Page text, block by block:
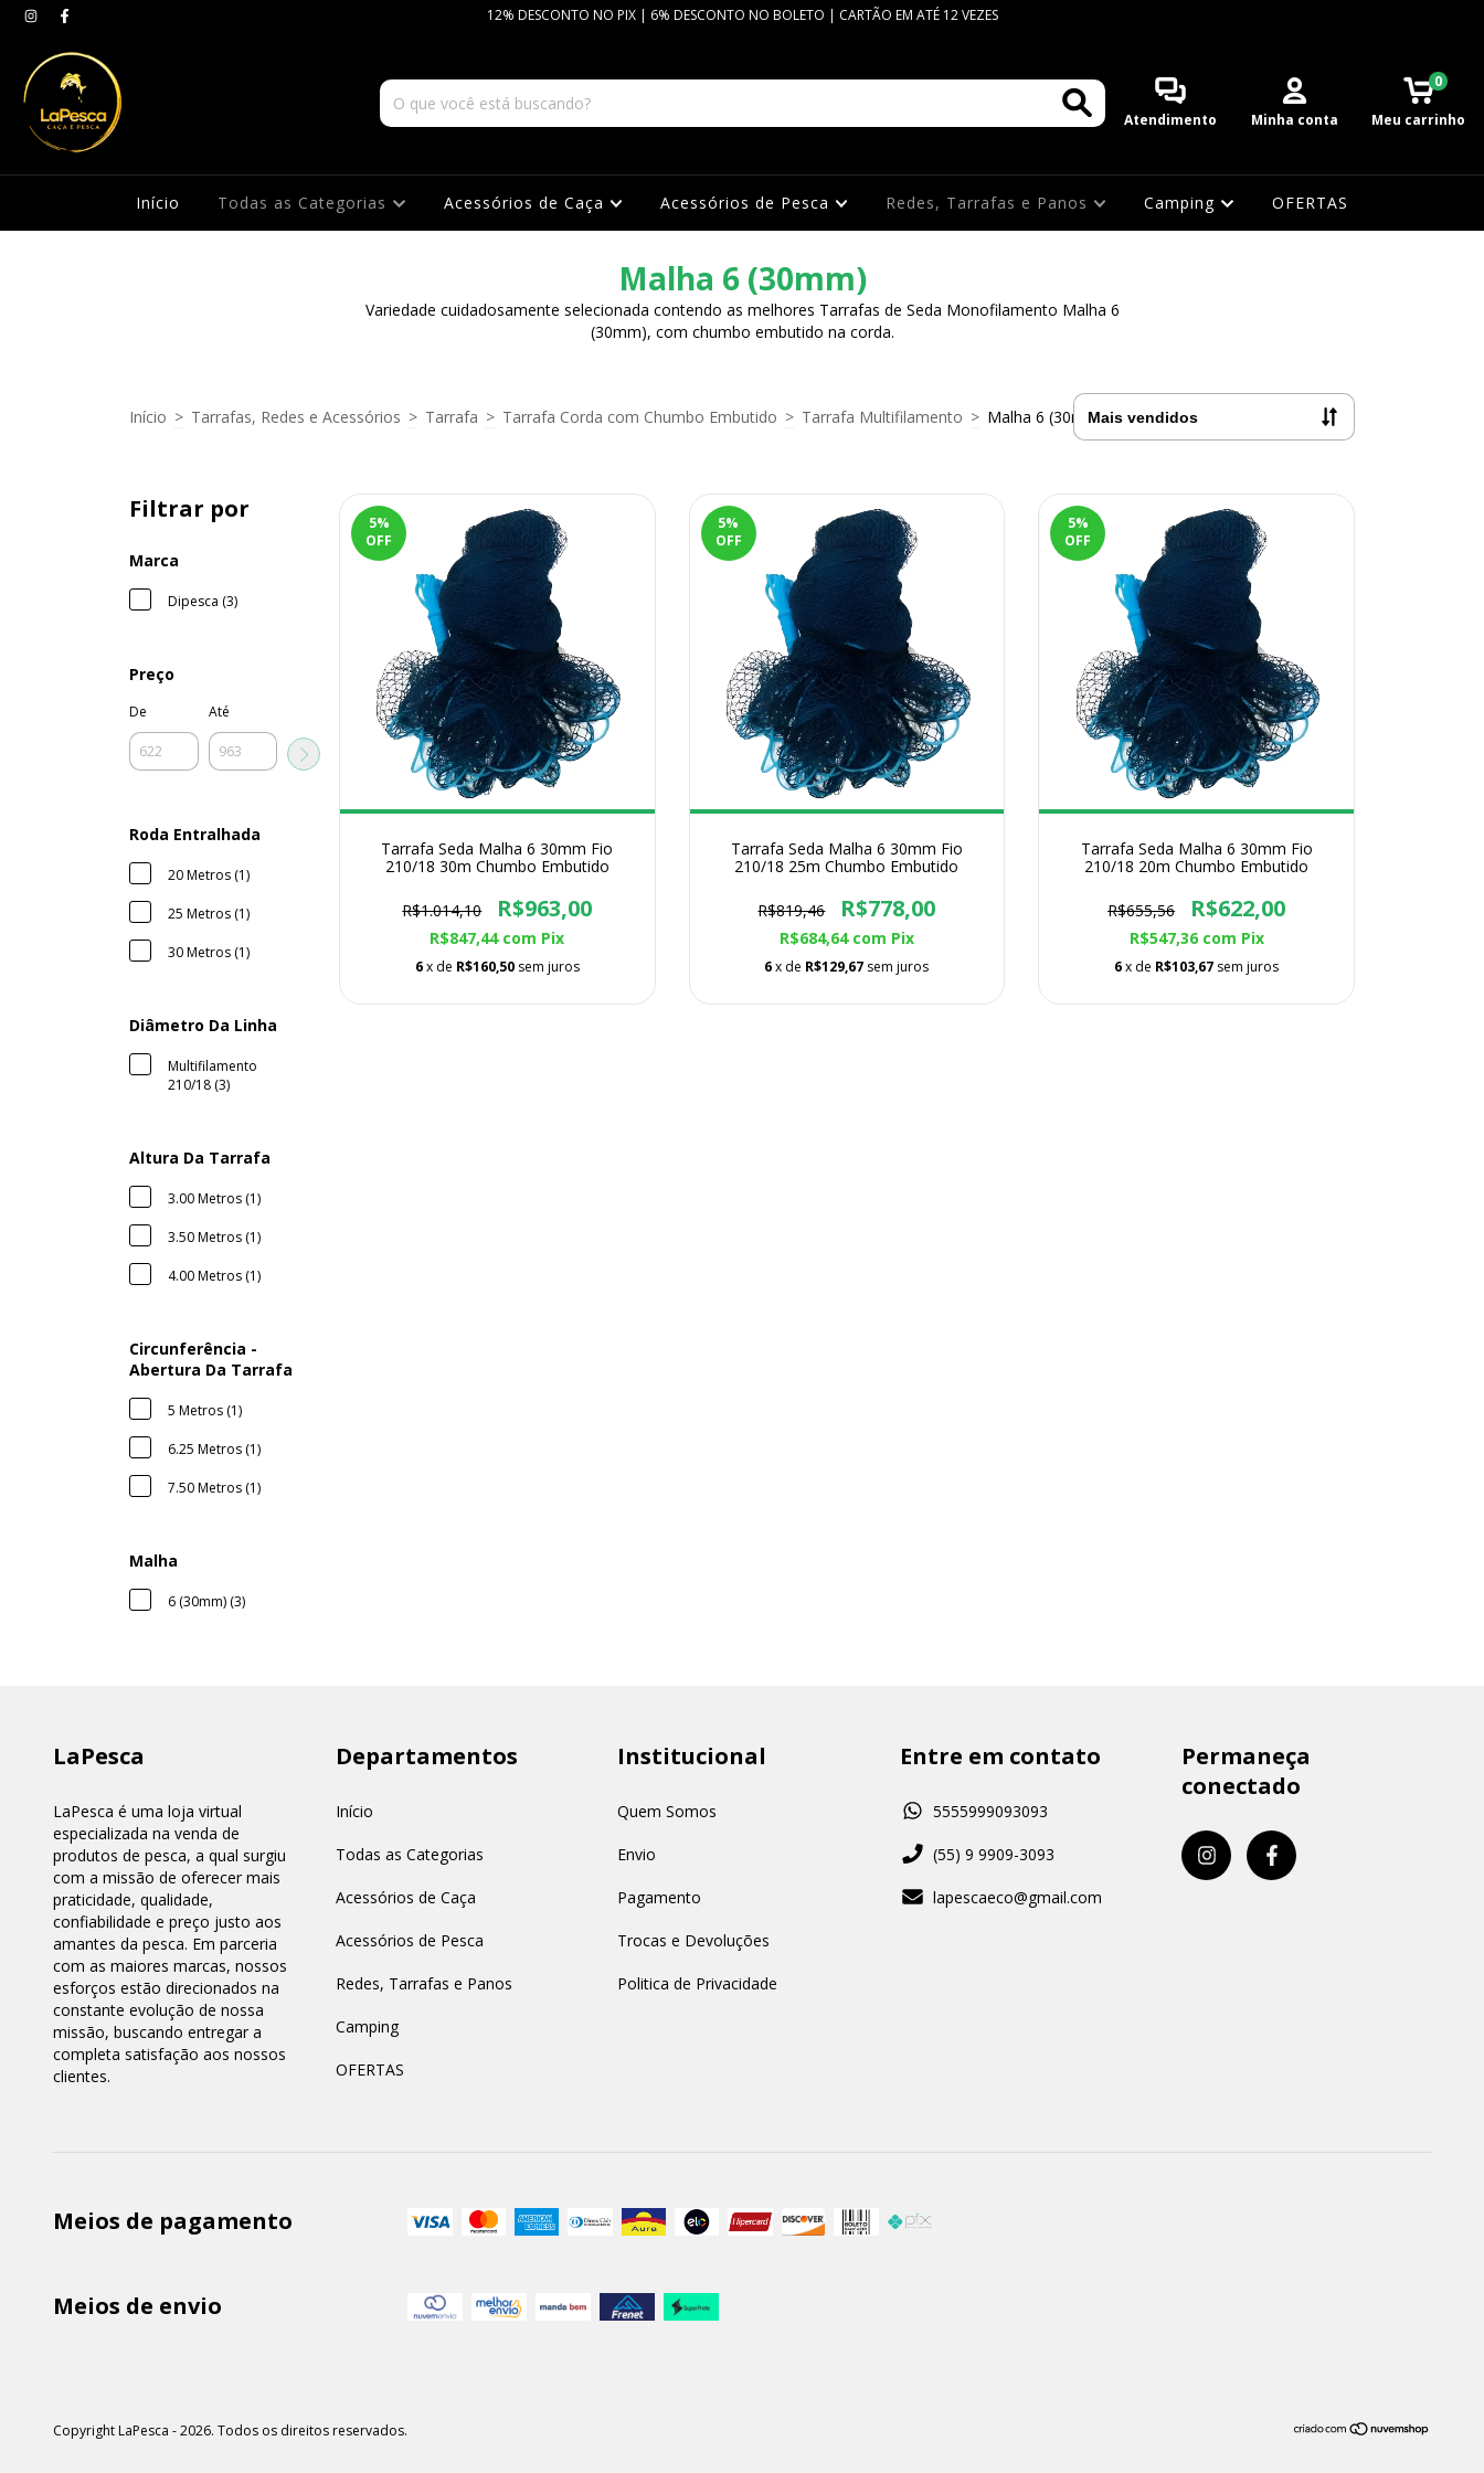
12% DESCONTO NO PIX | 6% DESCONTO NO BOLETO | CARTÃO EM ATÉ 12 VEZES
Atendimento Minha conta Meu carrinho
0
Início Todas as Categorias Acessórios de Caça Acessórios de Pesca Redes, Tarrafas e Panos Camping OFERTAS
Malha 6 (30mm)
Variedade cuidadosamente selecionada contendo as melhores Tarrafas de Seda Monofilamento Malha 6
(30mm), com chumbo embutido na corda.
Início > Tarrafas, Redes e Acessórios > Tarrafa > Tarrafa Corda com Chumbo Embutido > Tarrafa Multifilamento > Malha 6 (30mm)
Filtrar por
Marca
Dipesca (3)
Preço
De Até
Roda Entralhada
20 Metros (1)
25 Metros (1)
30 Metros (1)
Diâmetro Da Linha
Multifilamento
210/18 (3)
Altura Da Tarrafa
3.00 Metros (1)
3.50 Metros (1)
4.00 Metros (1)
Circunferência -
Abertura Da Tarrafa
5 Metros (1)
6.25 Metros (1)
7.50 Metros (1)
Malha
6 (30mm) (3)
5%
OFF
Tarrafa Seda Malha 6 30mm Fio
210/18 30m Chumbo Embutido
R$1.014,10 R$963,00
R$847,44 com Pix
6x de R$160,50 sem juros
5%
OFF
Tarrafa Seda Malha 6 30mm Fio
210/18 25m Chumbo Embutido
R$819,46 R$778,00
R$684,64 com Pix
6 x de R$129,67 sem juros
5%
OFF
Tarrafa Seda Malha 6 30mm Fio
210/18 20m Chumbo Embutido
R$655,56 R$622,00
R$547,36 com Pix
6x de R$103,67 sem juros
LaPesca
LaPesca é uma loja virtual
especializada na venda de
produtos de pesca, a qual surgiu
com a missão de oferecer mais
praticidade, qualidade,
confiabilidade e preço justo aos
amantes da pesca. Em parceria
com as maiores marcas, nossos
esforços estão direcionados na
constante evolução de nossa
missão, buscando entregar a
completa satisfação aos nossos
clientes.
Departamentos
Início
Todas as Categorias
Acessórios de Caça
Acessórios de Pesca
Redes, Tarrafas e Panos
Camping
OFERTAS
Institucional
Quem Somos
Envio
Pagamento
Trocas e Devoluções
Politica de Privacidade
Entre em contato
5555999093093
(55) 9 9909-3093
lapescaeco@gmail.com
Permaneça
conectado
Meios de pagamento
Meios de envio
Copyright LaPesca - 2026. Todos os direitos reservados.